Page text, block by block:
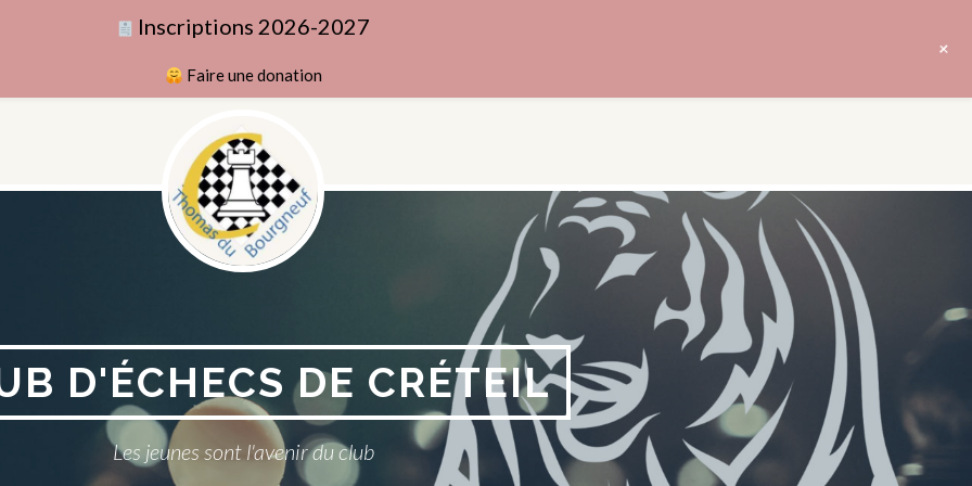
D'ÉCHECS DE CRÉTEIL
Les jeunes sont l'avenir du club
Inscriptions 2026-2027
Faire une donation
+